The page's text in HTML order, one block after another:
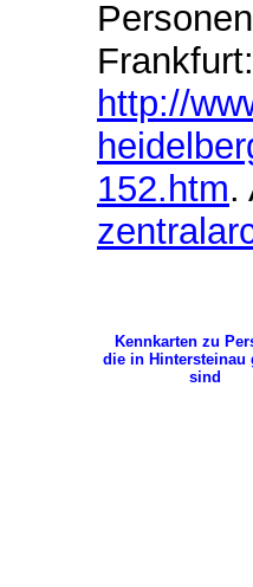
http://
152.htm.
Kennkarten zu
die in Hintersteinau
sind